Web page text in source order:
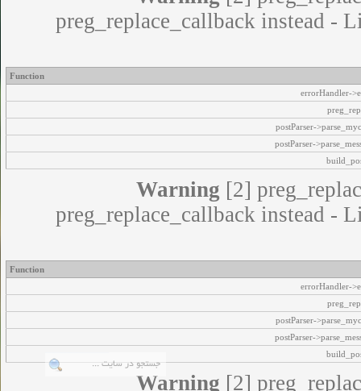
preg_replace_callback instead -
Function
errorHandler-
postParser-
postParser-
Warning [2]
preg_replace_callback instead -
Function
errorHandler-
postParser-
postParser-
Warning [2]